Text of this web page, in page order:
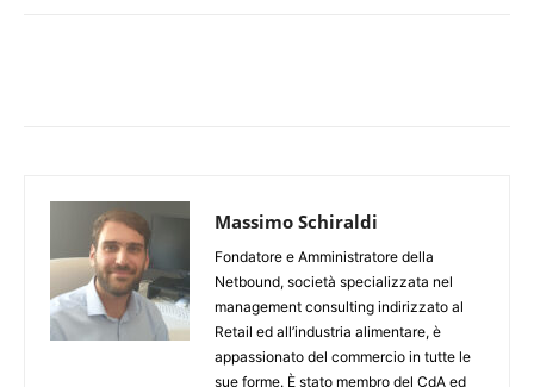
Massimo Schiraldi
Fondatore e Amministratore della
Netbound, società specializzata nel
management consulting indirizzato al
Retail ed all’industria alimentare, è
appassionato del commercio in tutte le
sue forme. È stato membro del CdA ed